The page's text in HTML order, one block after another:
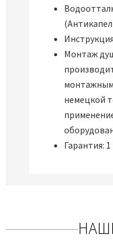
Монтаж
немецкой
Гарантия: 1